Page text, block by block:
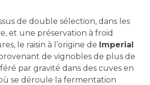
de double sélection, dans les
et une préservation à froid
le raisin à l’origine de Imperial
de vignobles de plus de
par gravité dans des cuves en
se déroule la fermentation